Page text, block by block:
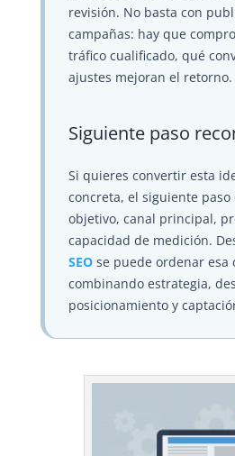
revisión. No basta con
campañas: hay que
tráfico cualificado, qué
ajustes mejoran el retorno.
Siguiente paso
Si quieres convertir esta
concreta, el siguiente paso
objetivo, canal principal,
capacidad de medición.
SEOse puede ordenar esa
combinando estrategia,
posicionamiento y